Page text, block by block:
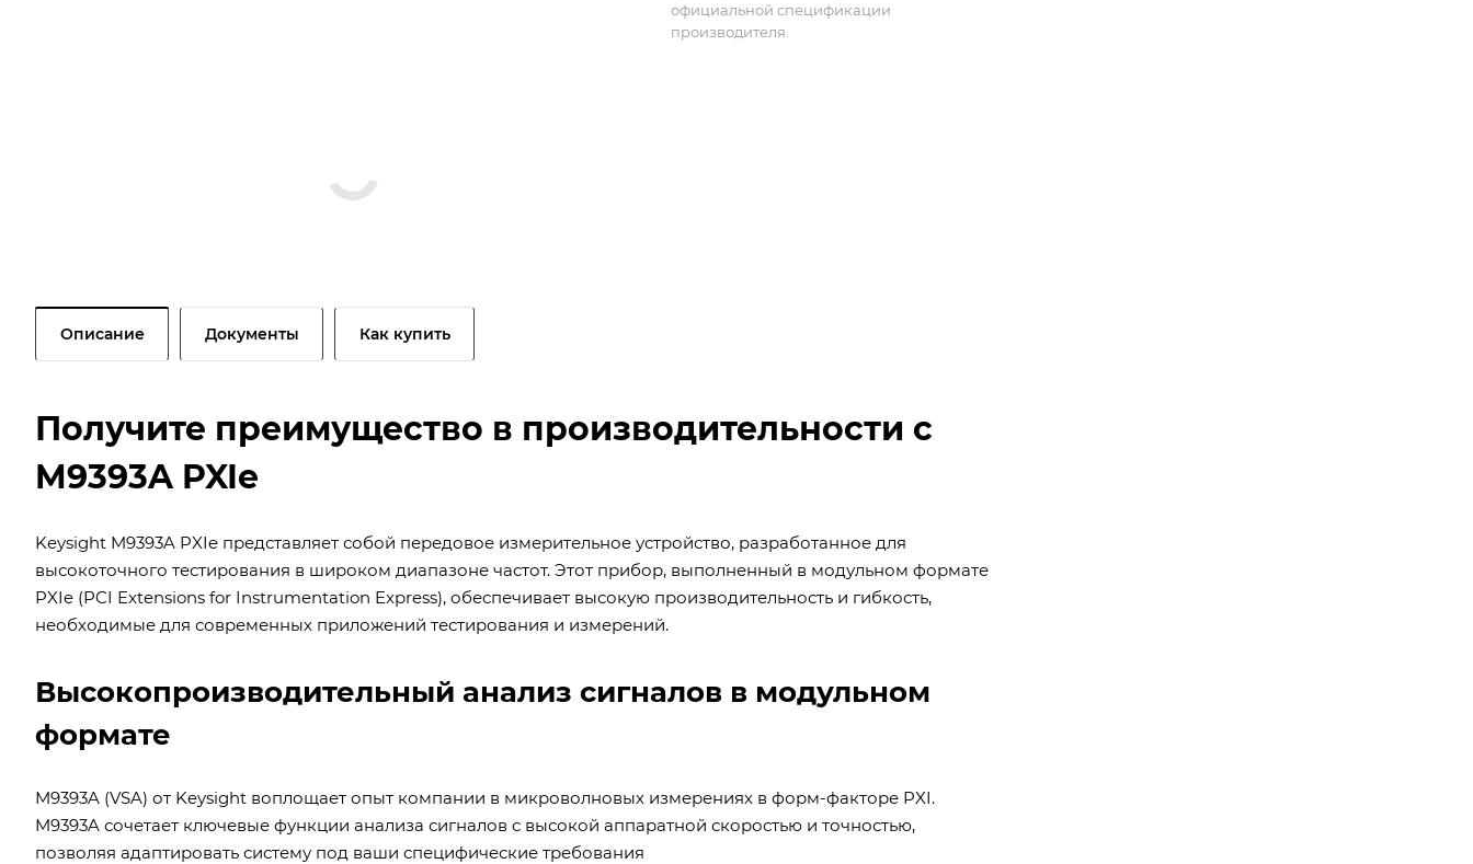
официальной спецификации
производителя.
Описание Документы Как купить
Получите преимущество в производительности с
M9393A PXIe
Keysight M9393A PXIe представляет собой передовое измерительное устройство, разработанное для
высокоточного тестирования в широком диапазоне частот. Этот прибор, выполненный в модульном формате
PXIe (PCI Extensions for Instrumentation Express), обеспечивает высокую производительность и гибкость,
необходимые для современных приложений тестирования и измерений.
Высокопроизводительный анализ сигналов в модульном
формате
M9393A (VSA) от Keysight воплощает опыт компании в микроволновых измерениях в форм-факторе PXI.
M9393A сочетает ключевые функции анализа сигналов с высокой аппаратной скоростью и точностью,
позволяя адаптировать систему под ваши специфические требования